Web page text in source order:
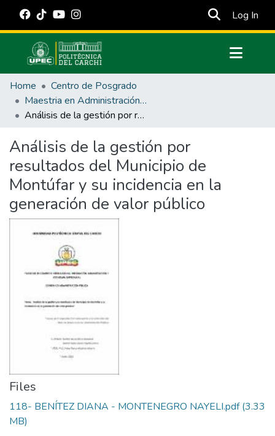
Log In
Communities & Collections
All of DSpace
Statistics
Estadísticas Externas
Manuales
Home
Centro de Posgrado
Maestria en Administración Pública
Análisis de la gestión por resultados del Municipio de Montúfar y su incidencia en la generación de valor público
Análisis de la gestión por
resultados del Municipio de
Montúfar y su incidencia en la
generación de valor público
Files
118- BENÍTEZ DIANA - MONTENEGRO NAYELI.pdf(3.33
MB)